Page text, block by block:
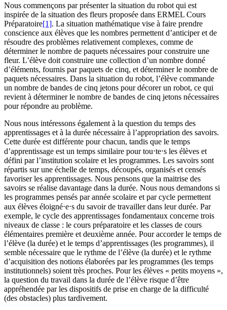
Nous commençons par présenter la situation du robot qui est
inspirée de la situation des fleurs proposée dans ERMEL Cours
Préparatoire[1]. La situation mathématique vise à faire prendre
conscience aux élèves que les nombres permettent d’anticiper et de
résoudre des problèmes relativement complexes, comme de
déterminer le nombre de paquets nécessaires pour construire une
fleur. L’élève doit construire une collection d’un nombre donné
d’éléments, fournis par paquets de cinq, et déterminer le nombre de
paquets nécessaires. Dans la situation du robot, l’élève commande
un nombre de bandes de cinq jetons pour décorer un robot, ce qui
revient à déterminer le nombre de bandes de cinq jetons nécessaires
pour répondre au problème.
Nous nous intéressons également à la question du temps des
apprentissages et à la durée nécessaire à l’appropriation des savoirs.
Cette durée est différente pour chacun, tandis que le temps
d’apprentissage est un temps similaire pour tou⋅te⋅s les élèves et
défini par l’institution scolaire et les programmes. Les savoirs sont
répartis sur une échelle de temps, découpés, organisés et censés
favoriser les apprentissages. Nous pensons que la maitrise des
savoirs se réalise davantage dans la durée. Nous nous demandons si
les programmes pensés par année scolaire et par cycle permettent
aux élèves éloigné⋅e⋅s du savoir de travailler dans leur durée. Par
exemple, le cycle des apprentissages fondamentaux concerne trois
niveaux de classe : le cours préparatoire et les classes de cours
élémentaires première et deuxième année. Pour accorder le temps de
l’élève (la durée) et le temps d’apprentissages (les programmes), il
semble nécessaire que le rythme de l’élève (la durée) et le rythme
d’acquisition des notions élaborées par les programmes (les temps
institutionnels) soient très proches. Pour les élèves « petits moyens »,
la question du travail dans la durée de l’élève risque d’être
appréhendée par les dispositifs de prise en charge de la difficulté
(des obstacles) plus tardivement.